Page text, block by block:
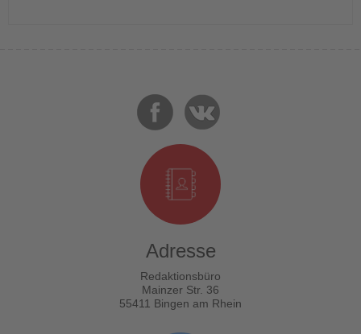
Adresse
Redaktionsbüro
Mainzer Str. 36
55411 Bingen am Rhein